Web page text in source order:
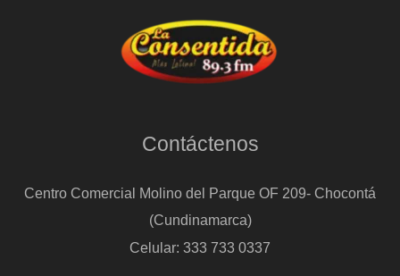
Contáctenos
Centro Comercial Molino del Parque OF 209- Chocontá
(Cundinamarca)
Celular: 333 733 0337